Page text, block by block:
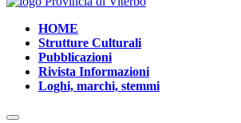
HOME
Strutture Culturali
Pubblicazioni
Rivista Informazioni
Loghi, marchi, stemmi